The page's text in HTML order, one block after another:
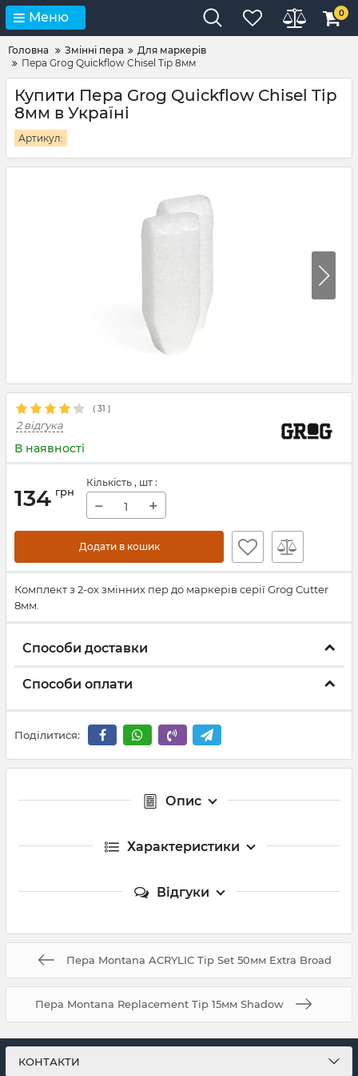
Меню 0
Головна Змінні пера
Для маркерів
Пера Grog Quickflow Chisel Tip 8мм
Купити Пера Grog Quickflow Chisel Tip
8мм в Україні
Артикул:
( 31 )
2 відгука
В наявності
134 грн
Кількість , шт :
− +
Додати в кошик
​Комплект з 2-ох змінних пер до маркерів серії Grog Cutter
8мм.
Способи доставки
Способи оплати
Поділитися:
Опис
Характеристики
Відгуки
Пера Montana ACRYLIC Tip Set 50мм Extra Broad
Пера Montana Replacement Tip 15мм Shadow
КОНТАКТИ